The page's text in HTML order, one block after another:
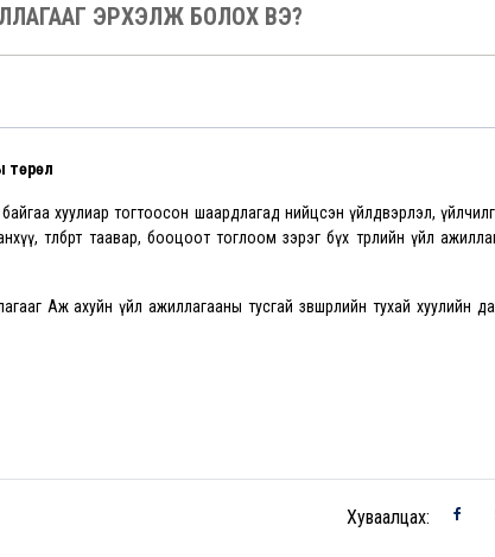
ЭРХЭЛЖ БОЛОХ ВЭ?
төрөл
байгаа хуулиар тогтоосон шаардлагад нийцсэн үйлдвэрлэл,
төлбөрт таавар, бооцоот тоглоом зэрэг бүх төрлийн үйл
Аж ахуйн үйл ажиллагааны тусгай зөвшөөрлийн тухай хуулийн
Хуваалцах: